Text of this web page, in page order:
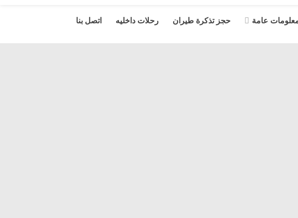
عامة حجز تذكرة طيران رحلات داخليه اتصل بنا